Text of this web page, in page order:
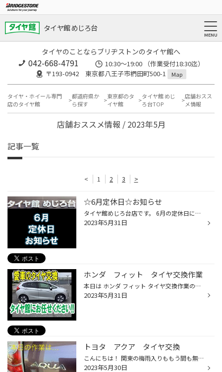
タイヤ館 めじろ台
タイヤのことならブリヂストンのタイヤ館へ
042-668-4791
10:30～19:00 （作業受付18:30迄）
〒193-0942 東京都八王子市椚田町500-1
Map
タイヤ・ホイール専門
店のタイヤ館
都道府県か
ら探す
東京都のタ
イヤ館
タイヤ館 めじ
ろ台TOP
店舗おスス
メ情報
店舗おススメ情報 / 2023年5月
記事一覧
< 1 2 3 >
☆6月定休日☆お知らせ
タイヤ館めじろ台店です。 6月の定休日についてお知らせいたします。 6日(火) 7日(水) 14日(水) 21日(水) 28日(水) は定休日となります。 6月は、水曜日の定休日に加えて 6日の火曜日も店休日となります。 ご承知のほど、よろしくお願いいたします。
2023年5月31日
ホンダ フィット タイヤ交換作業
本日は ホンダ フィット タイヤ交換作業のご紹介です。 交換前のタイヤは 経年劣化で タイヤのサイドにひび割れが目立ちます。 タイヤの溝が少なくなっていたり ゴムのひび割れが多くなっている方は お早めの交換がお勧めですよ～(^^)/ 今回交換するタイヤは セイバーリング SL201です♪ タイヤ館で...
2023年5月31日
トヨタ アクア タイヤ交換
こんにちは！ 関東の梅雨入りももう間も無くとか。。。 湿度が高く、洗濯物の乾かない梅雨は…大の苦手です（笑） 本日はアクアのタイヤ交換です！ パンクにより、すでに1本は新しくされており、溝のある状態でした(*´꒳`*) なので、本日は3本の交換作業を行います！ ↑ホイールから古いタイヤをはず...
2023年5月30日